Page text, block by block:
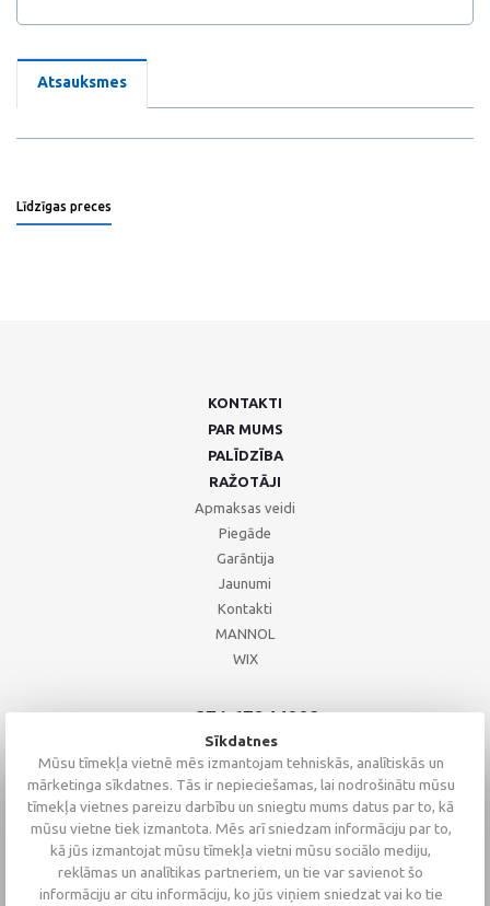
Atsauksmes
Līdzīgas preces
KONTAKTI
PAR MUMS
PALĪDZĪBA
RAŽOTĀJI
Apmaksas veidi
Piegāde
Garāntija
Jaunumi
Kontakti
MANNOL
WIX
+371 67244008
+371 67271055
+371 26002793
Sīkdatnes
Mūsu tīmekļa vietnē mēs izmantojam tehniskās, analītiskās un
mārketinga sīkdatnes. Tās ir nepieciešamas, lai nodrošinātu mūsu
tīmekļa vietnes pareizu darbību un sniegtu mums datus par to, kā
mūsu vietne tiek izmantota. Mēs arī sniedzam informāciju par to,
kā jūs izmantojat mūsu tīmekļa vietni mūsu sociālo mediju,
reklāmas un analītikas partneriem, un tie var savienot šo
informāciju ar citu informāciju, ko jūs viņiem sniedzat vai ko tie